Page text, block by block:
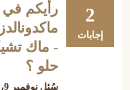
2
إجابات
رأيكم
- ماك
حلو ؟
سُئل نوفمبر 9، 2019